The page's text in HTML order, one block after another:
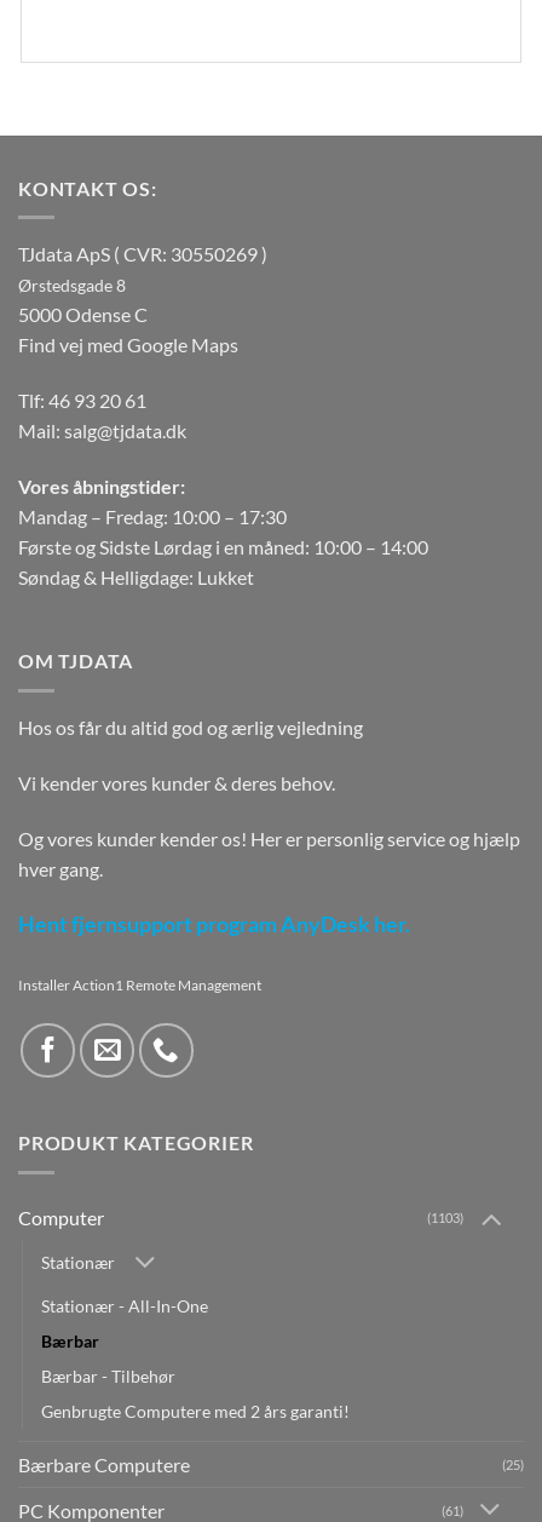
KONTAKT OS:
TJdata ApS ( CVR: 30550269 )
Ørstedsgade 8
5000 Odense C
Find vej med Google Maps
Tlf: 46 93 20 61
Mail: salg@tjdata.dk
Vores åbningstider:
Mandag – Fredag: 10:00 – 17:30
Første og Sidste Lørdag i en måned: 10:00 – 14:00
Søndag & Helligdage: Lukket
OM TJDATA
Hos os får du altid god og ærlig vejledning
Vi kender vores kunder & deres behov.
Og vores kunder kender os! Her er personlig service og hjælp
hver gang.
Hent fjernsupport program AnyDesk her.
Installer Action1 Remote Management
PRODUKT KATEGORIER
Computer (1103)
Stationær
Stationær - All-In-One
Bærbar
Bærbar - Tilbehør
Genbrugte Computere med 2 års garanti!
Bærbare Computere (25)
PC Komponenter (61)